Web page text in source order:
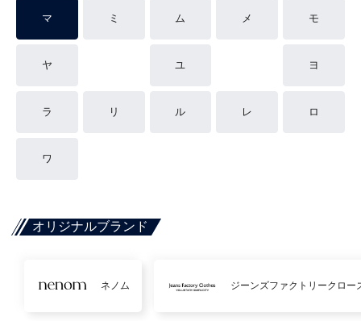
マ ミ ム メ モ
ヤ ユ ヨ
ラ リ ル レ ロ
ワ
オリジナルブランド
ネノム ジーンズファクトリークロー